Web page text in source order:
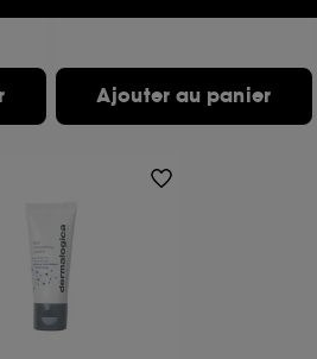
Ajouter au panier
des publicités, y compris sur des
réseaux sociaux, sur la base
avez consultées, de votre
d’audience :
ils nous
navigation sur notre site afin
performance.
des paiements en ligne :
de lutter notamment contre les